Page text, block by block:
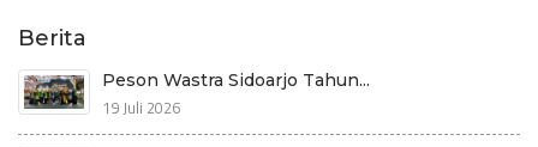
Berita
Peson Wastra Sidoarjo Tahun...
19 Juli 2026